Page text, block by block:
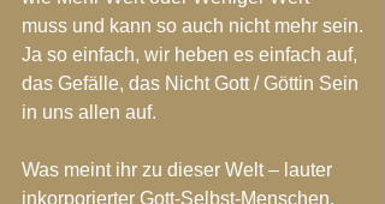
muss und kann so auch nicht mehr sein.
Ja so einfach, wir heben es einfach auf,
das Gefälle, das Nicht Gott / Göttin Sein
in uns allen auf.
Was meint ihr zu dieser Welt – lauter
inkorporierter Gott-Selbst-Menschen.